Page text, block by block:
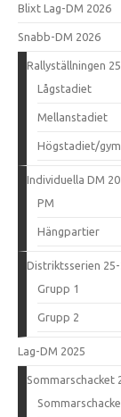
Blixt Lag-DM 2026
Snabb-DM 2026
Rallyställningen
Lågstadiet
Mellanstadiet
Högstadiet/
Individuella DM
PM
Hängpartier
Distriktsserien
Grupp 1
Grupp 2
Lag-DM 2025
Sommarschacket